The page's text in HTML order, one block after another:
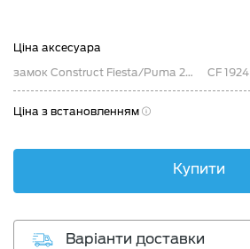
Ціна аксесуара
замок Construct Fiesta/Puma 2017- АT CF 1924 CF 1924
Ціна з встановленням
Купити
Варіанти доставки